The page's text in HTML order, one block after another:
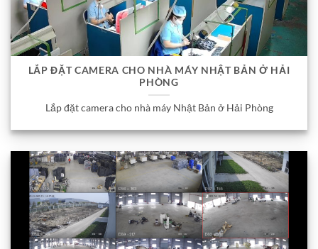
LẮP ĐẶT CAMERA CHO NHÀ MÁY NHẬT BẢN Ở HẢI
PHÒNG
Lắp đặt camera cho nhà máy Nhật Bản ở Hải Phòng